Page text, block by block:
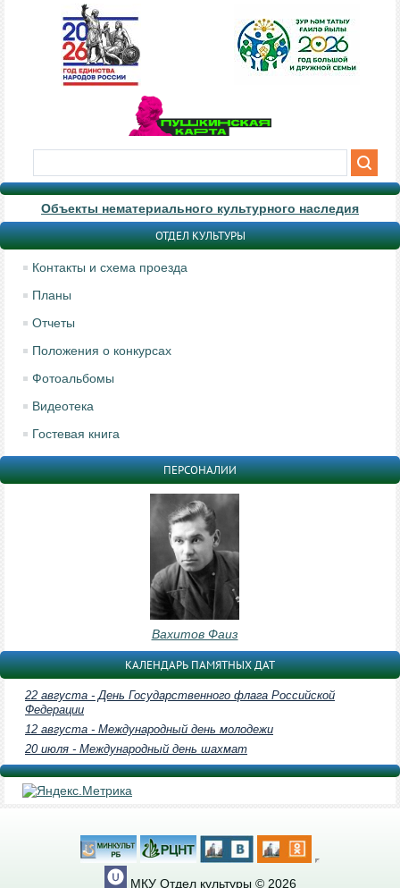
Объекты нематериального культурного наследия
ОТДЕЛ КУЛЬТУРЫ
Контакты и схема проезда
Планы
Отчеты
Положения о конкурсах
Фотоальбомы
Видеотека
Гостевая книга
ПЕРСОНАЛИИ
Вахитов Фаиз
КАЛЕНДАРЬ ПАМЯТНЫХ ДАТ
22 августа - День Государственного флага Российской
Федерации
12 августа - Международный день молодежи
20 июля - Международный день шахмат
МКУ Отдел культуры © 2026